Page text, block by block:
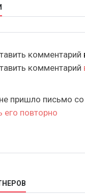
комментарий
комментарий
пришло письмо
его повторно